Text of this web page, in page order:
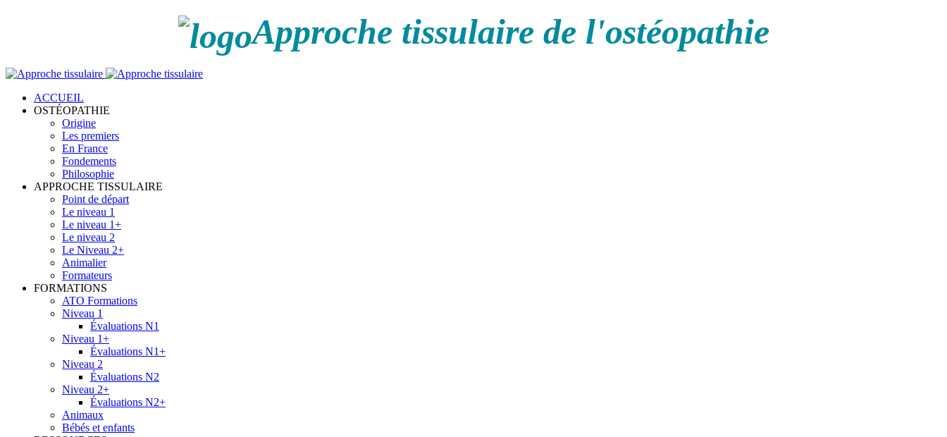
Approche tissulaire de l'ostéopathie
ACCUEIL
OSTÉOPATHIE
Origine
Les premiers
En France
Fondements
Philosophie
APPROCHE TISSULAIRE
Point de départ
Le niveau 1
Le niveau 1+
Le niveau 2
Le Niveau 2+
Animalier
Formateurs
FORMATIONS
ATO Formations
Niveau 1
Évaluations N1
Niveau 1+
Évaluations N1+
Niveau 2
Évaluations N2
Niveau 2+
Évaluations N2+
Animaux
Bébés et enfants